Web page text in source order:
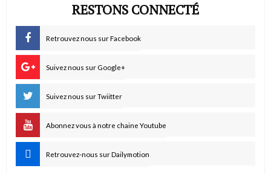
RESTONS CONNECTÉ
Retrouvez nous sur Facebook
Suivez nous sur Google+
Suivez nous sur Twiitter
Abonnez vous à notre chaine Youtube
Retrouvez-nous sur Dailymotion